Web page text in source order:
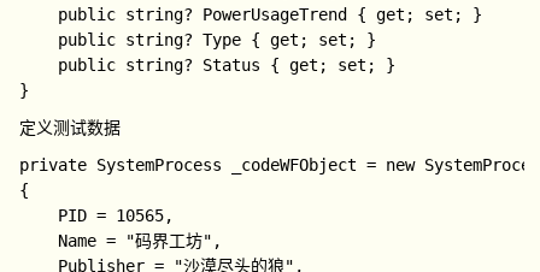
    public string? PowerUsageTrend { get; set; }
    public string? Type { get; set; }
    public string? Status { get; set; }
定义测试数据
private SystemProcess _codeWFObject = new
{
    PID = 10565,
    Name = "码界工坊",
    Publisher = "沙漠尽头的狼",